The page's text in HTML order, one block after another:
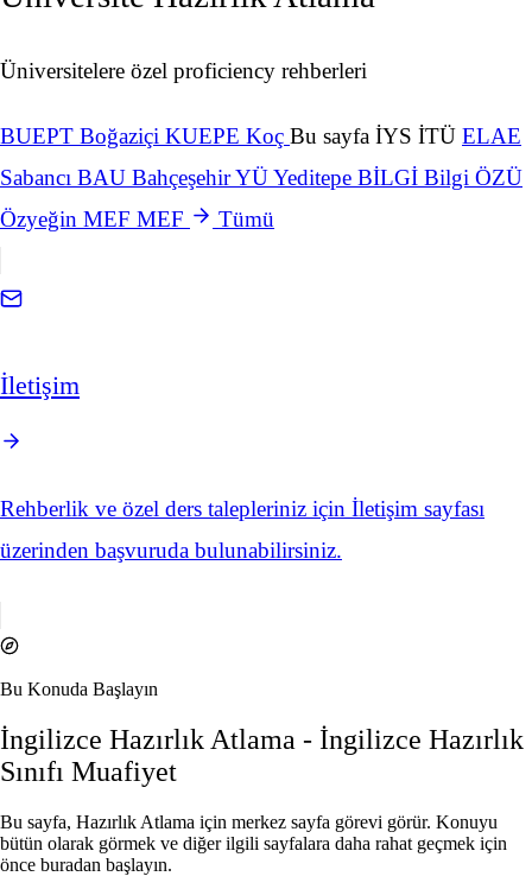
Üniversitelere özel proficiency rehberleri
BUEPT Boğaziçi KUEPE Koç Bu sayfa İYS İTÜ ELAE
Sabancı BAU BahçeşehirYÜYeditepe BİLGİ Bilgi ÖZÜ
Özyeğin MEF MEF Tümü
İletişim
Rehberlik ve özel ders talepleriniz için İletişim sayfası
üzerinden başvuruda bulunabilirsiniz.
Bu Konuda Başlayın
İngilizce Hazırlık Atlama - İngilizce Hazırlık
Sınıfı Muafiyet
Bu sayfa, Hazırlık Atlama için merkez sayfa görevi görür. Konuyu
bütün olarak görmek ve diğer ilgili sayfalara daha rahat geçmek için
önce buradan başlayın.